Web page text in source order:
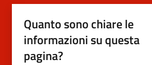
Quanto sono chiare le
informazioni su questa
pagina?